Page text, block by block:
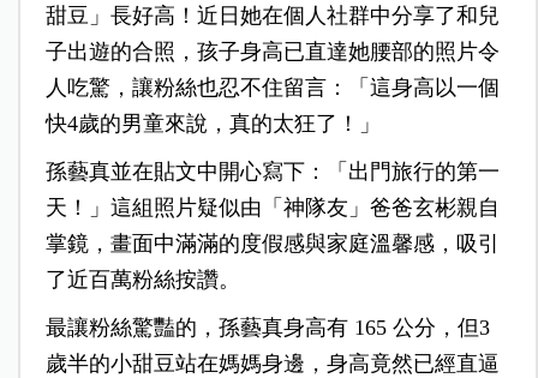
甜豆」長好高！近日她在個人社群中分享了和兒
子出遊的合照，孩子身高已直達她腰部的照片令
人吃驚，讓粉絲也忍不住留言：「這身高以一個
快4歲的男童來說，真的太狂了！」
孫藝真並在貼文中開心寫下：「出門旅行的第一
天！」這組照片疑似由「神隊友」爸爸玄彬親自
掌鏡，畫面中滿滿的度假感與家庭溫馨感，吸引
了近百萬粉絲按讚。
最讓粉絲驚豔的，孫藝真身高有 165 公分，但3
歲半的小甜豆站在媽媽身邊，身高竟然已經直逼